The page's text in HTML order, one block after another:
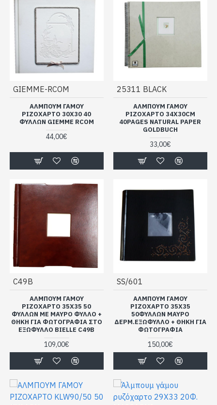
GIEMME-RCOM
ΑΛΜΠΟΥΜ ΓΑΜΟΥ
ΡΙΖΟΧΑΡΤΟ 30Χ30 40
ΦΥΛΛΩΝ GIEMME RCOM
44,00€
25311 BLACK
ΑΛΜΠΟΥΜ ΓΑΜΟΥ
ΡΙΖΟΧΑΡΤΟ 34Χ30CM
40PAGES NATURAL PAPER
GOLDBUCH
33,00€
C49B
ΑΛΜΠΟΥΜ ΓΑΜΟΥ
ΡΙΖΟΧΑΡΤΟ 35Χ35 50
ΦΥΛΛΩΝ ΜΕ ΜΑΥΡΟ ΦΥΛΛΟ +
ΘΗΚΗ ΓΙΑ ΦΩΤΟΓΡΑΦΙΑ ΣΤΟ
ΕΞΩΦΥΛΛΟ BIELLE C49B
109,00€
SS/601
ΑΛΜΠΟΥΜ ΓΑΜΟΥ
ΡΙΖΟΧΑΡΤΟ 35Χ35
50ΦΥΛΛΩΝ ΜΑΥΡΟ
ΔΕΡΜ.ΕΞΩΦΥΛΛΟ + ΘΗΚΗ ΓΙΑ
ΦΩΤΟΓΡΑΦΙΑ
150,00€